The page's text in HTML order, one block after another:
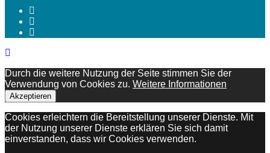
Durch die weitere Nutzung der Seite stimmen Sie der
Verwendung von Cookies zu. Weitere Informationen
Akzeptieren
Cookies erleichtern die Bereitstellung unserer Dienste. Mit
der Nutzung unserer Dienste erklären Sie sich damit
einverstanden, dass wir Cookies verwenden.